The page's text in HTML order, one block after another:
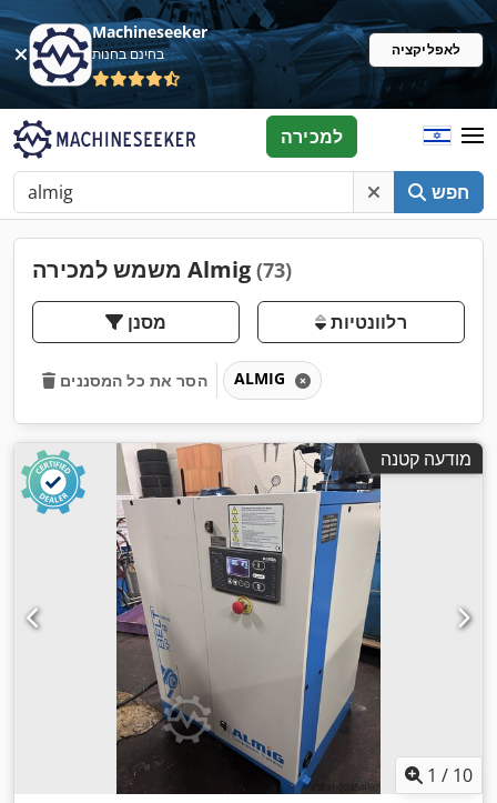
Machineseeker
בחינם בחנות לאפליקציה
חפש
למכירה
משמש למכירה Almig (73)
מסנן רלוונטיות
הסר את כל המסננים ALMIG
מודעה קטנה
1 / 10